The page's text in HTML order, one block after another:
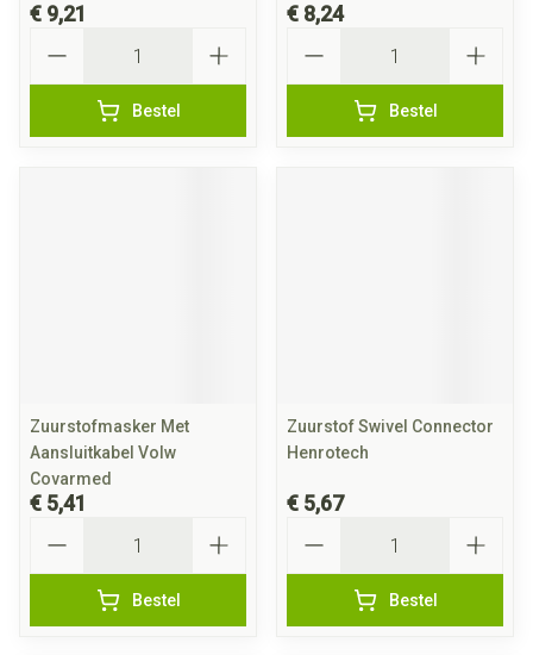
€ 9,21
Bestel
€ 8,24
Bestel
Zuurstofmasker Met
Aansluitkabel Volw
Covarmed
€ 5,41
Bestel
Zuurstof Swivel Connector
Henrotech
€ 5,67
Bestel